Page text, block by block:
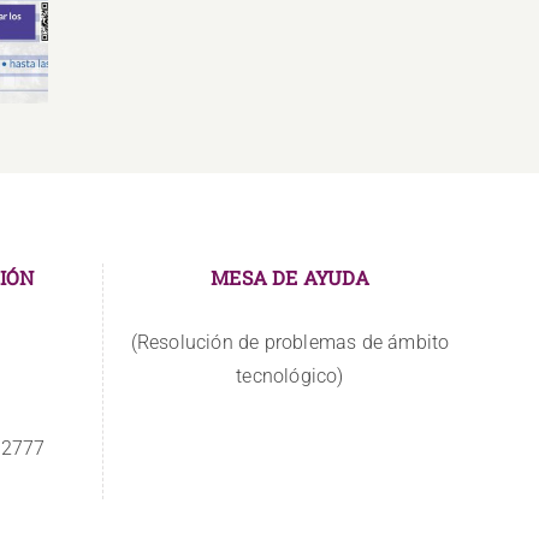
MESA DE AYUDA
(Resolución de problemas de ámbito
tecnológico)